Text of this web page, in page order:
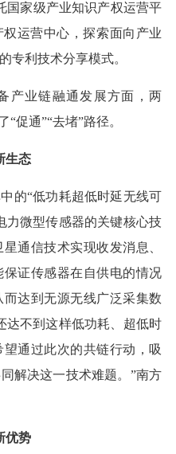
国家级产业知识产权运营平
运营中心，探索面向产业
专利技术分享模式。
产业链融通发展方面，两
促通”“去堵”路径。
生态
的“低功耗超低时延无线可
力微型传感器的关键核心技
通信技术实现收发消息、
证传感器在自供电的情况
而达到无源无线广泛采集数
达不到这样低功耗、超低时
通过此次的共链行动，吸
解决这一技术难题。”南方
优势